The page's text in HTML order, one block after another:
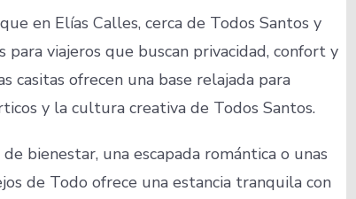
en Elías Calles, cerca de Todos Santos y
para viajeros que buscan privacidad, confort y
casitas ofrecen una base relajada para
y la cultura creativa de Todos Santos.
bienestar, una escapada romántica o unas
de Todo ofrece una estancia tranquila con